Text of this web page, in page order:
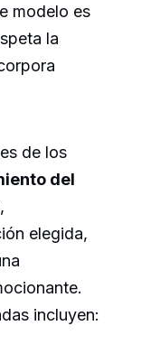
modelo es
la
de los
del
elegida,
incluyen: